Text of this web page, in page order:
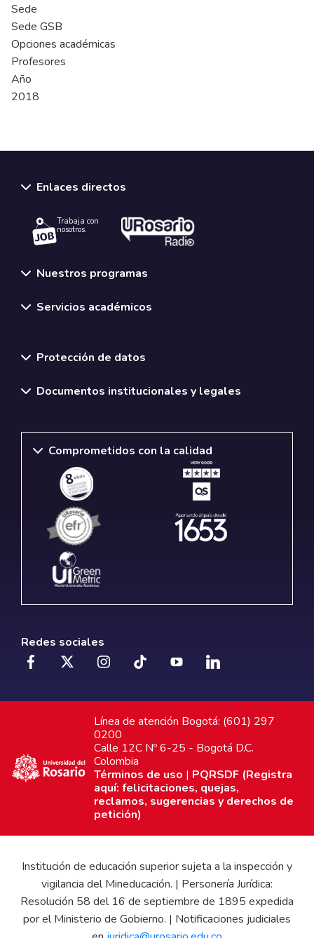
Sede
Sede GSB
Opciones académicas
Profesores
Año
2018
Enlaces directos
Trabaja con
nosotros.
Nuestros programas
Servicios académicos
Protección de datos
Documentos institucionales y legales
Comprometidos con la calidad
Redes sociales
Línea de atención Bogotá: (601) 297
0200
Calle 12C Nº 6-25 - Bogotá D.C.
Colombia
Términos de uso | PQRSDF (Registra
aquí: felicitaciones, quejas,
reclamos, sugerencias y derechos de
petición)
Institución de educación superior sujeta a la inspección y
vigilancia del Mineducación. | Personería Jurídica:
Resolución 58 del 16 de septiembre de 1895 expedida
por el Ministerio de Gobierno. | Notificaciones judiciales